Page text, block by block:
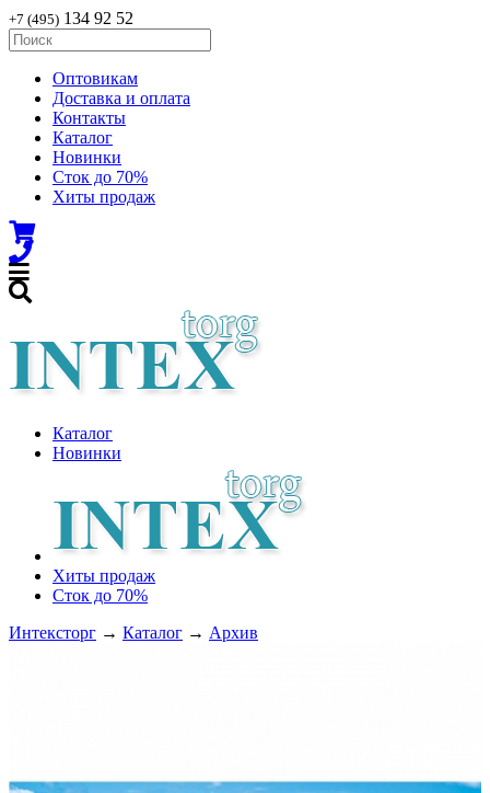
+7 (495) 134 92 52
Оптовикам
Доставка и оплата
Контакты
Каталог
Новинки
Сток до 70%
Хиты продаж
Каталог
Новинки
Хиты продаж
Сток до 70%
Интексторг → Каталог → Архив